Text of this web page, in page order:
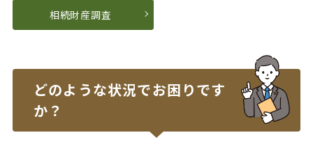
相続財産調査
どのような状況でお困りです
か？